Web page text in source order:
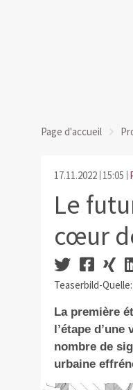
Page d'accueil
17.11.2022 15:05
Le
cœur
Teaserbild-
La première
l’étape
nombre de
urbaine